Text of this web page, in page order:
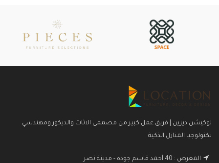
لوكيشن ديزين | فريق عمل كبير من مصممى الاثاث والديكور ومهندسي
تكنولوجيا المنازل الذكية
المعرض : 40 أحمد قاسم جوده - مدينة نصر